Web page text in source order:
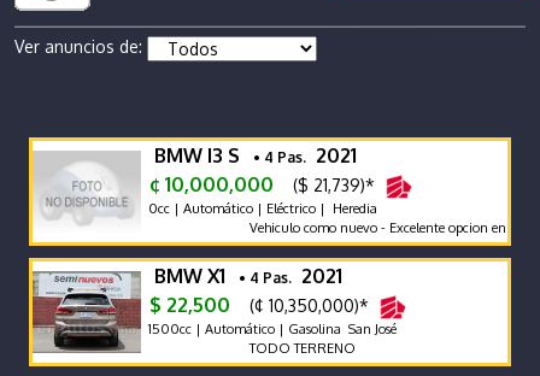
Ver anuncios de:
BMW I3 S • 4 Pas. 2021
¢ 10,000,000
($ 21,739)*
0cc | Automático | Eléctrico | Heredia
Vehiculo como nuevo - Excelente opcion en
BMW X1 • 4 Pas. 2021
$ 22,500
(¢ 10,350,000)*
1500cc | Automático | Gasolina San José
TODO TERRENO